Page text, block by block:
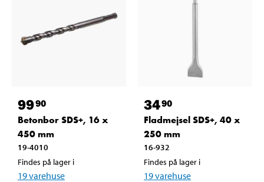
9990
Betonbor SDS+, 16 x
450 mm
19-4010
Findes på lager i
19varehuse
3490
Fladmejsel SDS+, 40 x
250 mm
16-932
Findes på lager i
19varehuse